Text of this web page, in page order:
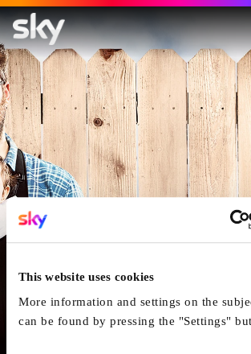
This website uses cookies
More information and settings on the
can be found by pressing the "Settings"
Bad Neighbors